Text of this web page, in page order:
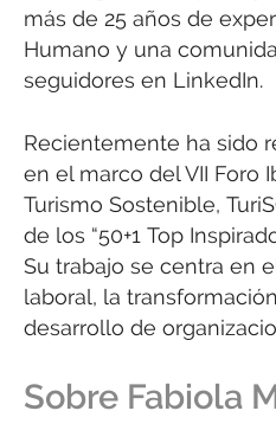
más de 25 años de
Humano y una
seguidores en LinkedIn.
Recientemente ha sido
en el marco del VII Foro
Turismo Sostenible,
de los “50+1 Top
Su trabajo se centra en
laboral, la
desarrollo de
Sobre Fabiola